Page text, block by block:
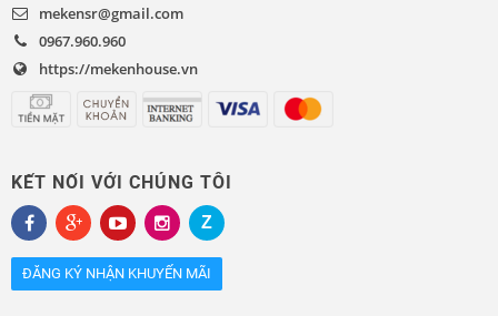
mekensr@gmail.com
0967.960.960
https://mekenhouse.vn
KẾT NỐI VỚI CHÚNG TÔI
ĐĂNG KÝ NHẬN KHUYẾN MÃI